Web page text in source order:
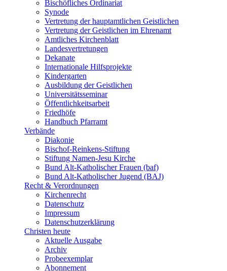
Bischöfliches Ordinariat
Synode
Vertretung der hauptamtlichen Geistlichen
Vertretung der Geistlichen im Ehrenamt
Amtliches Kirchenblatt
Landesvertretungen
Dekanate
Internationale Hilfsprojekte
Kindergarten
Ausbildung der Geistlichen
Universitätsseminar
Öffentlichkeitsarbeit
Friedhöfe
Handbuch Pfarramt
Verbände
Diakonie
Bischof-Reinkens-Stiftung
Stiftung Namen-Jesu Kirche
Bund Alt-Katholischer Frauen (baf)
Bund Alt-Katholischer Jugend (BAJ)
Recht & Verordnungen
Kirchenrecht
Datenschutz
Impressum
Datenschutzerklärung
Christen heute
Aktuelle Ausgabe
Archiv
Probeexemplar
Abonnement